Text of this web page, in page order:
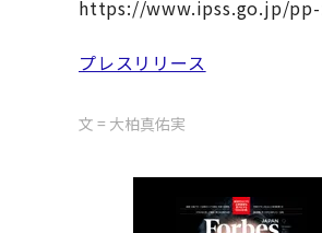
https://www.ipss.go.jp/
プレスリリース
文 = 大柏真佑実